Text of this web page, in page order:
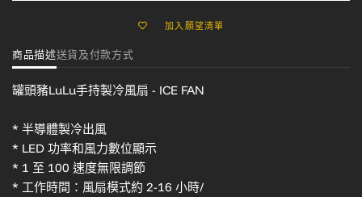
加入願望清單
商品描述送貨及付款方式
罐頭豬LuLu手持製冷風扇 - ICE FAN
* 半導體製冷出風
* LED 功率和風力數位顯示
* 1 至 100 速度無限調節
* 工作時間：風扇模式約 2-16 小時/